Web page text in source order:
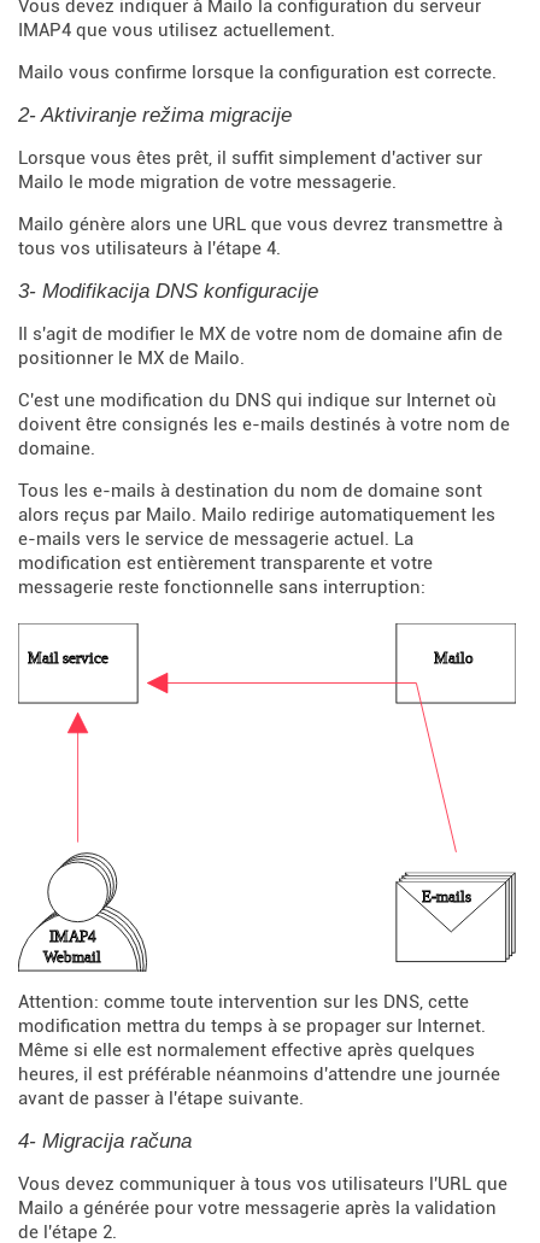
Vous devez indiquer à Mailo la configuration du serveur
IMAP4 que vous utilisez actuellement.
Mailo vous confirme lorsque la configuration est correcte.
2- Aktiviranje režima migracije
Lorsque vous êtes prêt, il suffit simplement d'activer sur
Mailo le mode migration de votre messagerie.
Mailo génère alors une URL que vous devrez transmettre à
tous vos utilisateurs à l'étape 4.
3- Modifikacija DNS konfiguracije
Il s'agit de modifier le MX de votre nom de domaine afin de
positionner le MX de Mailo.
C'est une modification du DNS qui indique sur Internet où
doivent être consignés les e-mails destinés à votre nom de
domaine.
Tous les e-mails à destination du nom de domaine sont
alors reçus par Mailo. Mailo redirige automatiquement les
e-mails vers le service de messagerie actuel. La
modification est entièrement transparente et votre
messagerie reste fonctionnelle sans interruption:
Attention: comme toute intervention sur les DNS, cette
modification mettra du temps à se propager sur Internet.
Même si elle est normalement effective après quelques
heures, il est préférable néanmoins d'attendre une journée
avant de passer à l'étape suivante.
4- Migracija računa
Vous devez communiquer à tous vos utilisateurs l'URL que
Mailo a générée pour votre messagerie après la validation
de l'étape 2.